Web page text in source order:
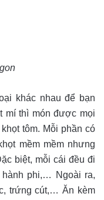
khác nhau để bạn
mí thì món được mọi
tôm. Mỗi phần có
mềm mềm nhưng
biệt, mỗi cái đều đi
phi,… Ngoài ra,
trứng cút,… Ăn kèm